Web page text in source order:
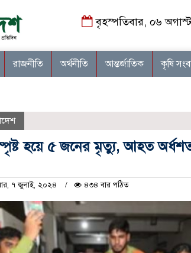
বৃহস্পতিবার, ০৬
রাজনীতি অর্থনীতি আন্তর্জাতিক কৃষি
হয়ে ৫ জনের মৃত্যু, আহত
৭ জুলাই, ২০২৪ ৪৩৪ বার পঠিত